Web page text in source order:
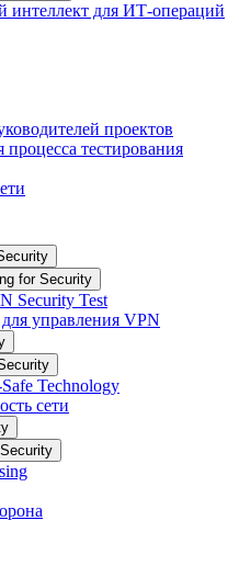
интеллект для ИТ-операций
проектов
процесса тестирования
for Security
Security Test
управления VPN
Technology
сети